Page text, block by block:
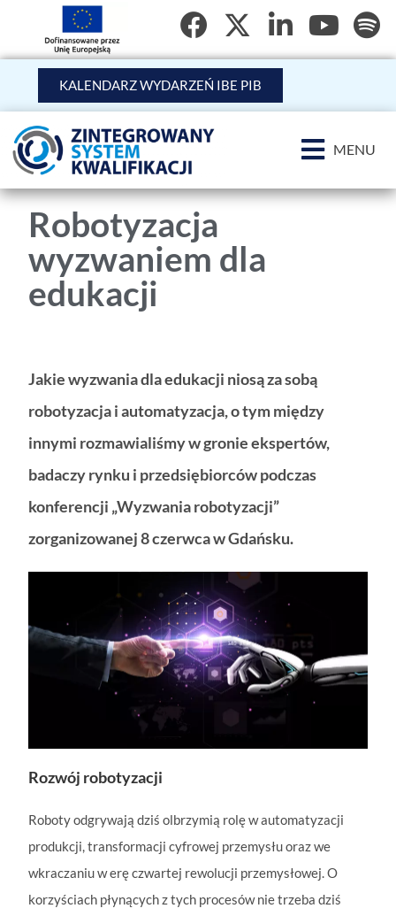
KALENDARZ WYDARZEŃ IBE PIB
MENU
Robotyzacja
wyzwaniem dla
edukacji
Jakie wyzwania dla edukacji niosą za sobą
robotyzacja i automatyzacja, o tym między
innymi rozmawialiśmy w gronie ekspertów,
badaczy rynku i przedsiębiorców podczas
konferencji „Wyzwania robotyzacji”
zorganizowanej 8 czerwca w Gdańsku.
Rozwój robotyzacji
Roboty odgrywają dziś olbrzymią rolę w automatyzacji
produkcji, transformacji cyfrowej przemysłu oraz we
wkraczaniu w erę czwartej rewolucji przemysłowej. O
korzyściach płynących z tych procesów nie trzeba dziś